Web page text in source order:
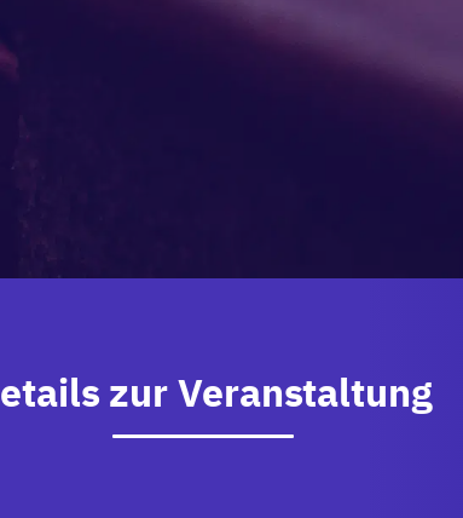
zur Veranstaltung